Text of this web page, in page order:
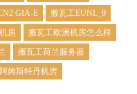
GIA-E
搬瓦工EUNL_9
房
搬瓦工欧洲机房怎么样
搬瓦工荷兰服务器
姆斯特丹机房